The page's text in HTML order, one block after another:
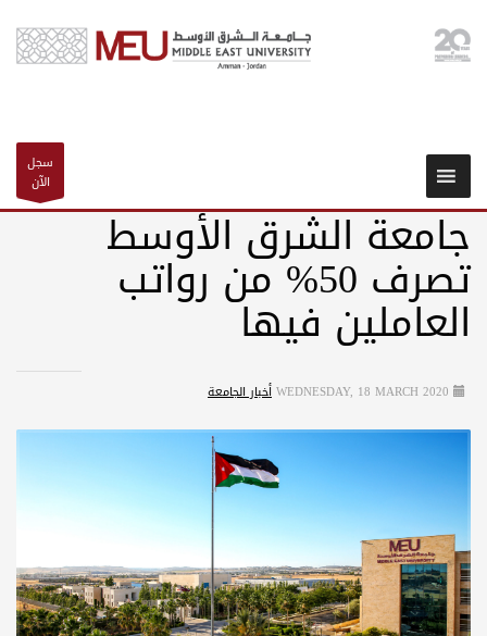
سجل
الآن
جامعة الشرق الأوسط
تصرف 50% من رواتب
العاملين فيها
WEDNESDAY, 18 MARCH 2020أخبار الجامعة